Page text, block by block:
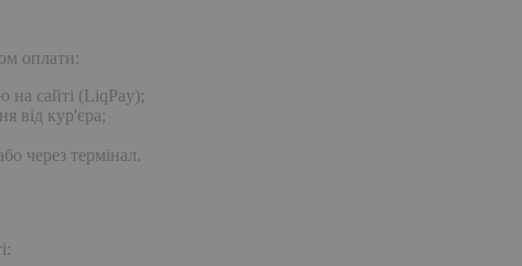
оплати:
на сайті (LiqPay);
від кур'єра;
через термінал.